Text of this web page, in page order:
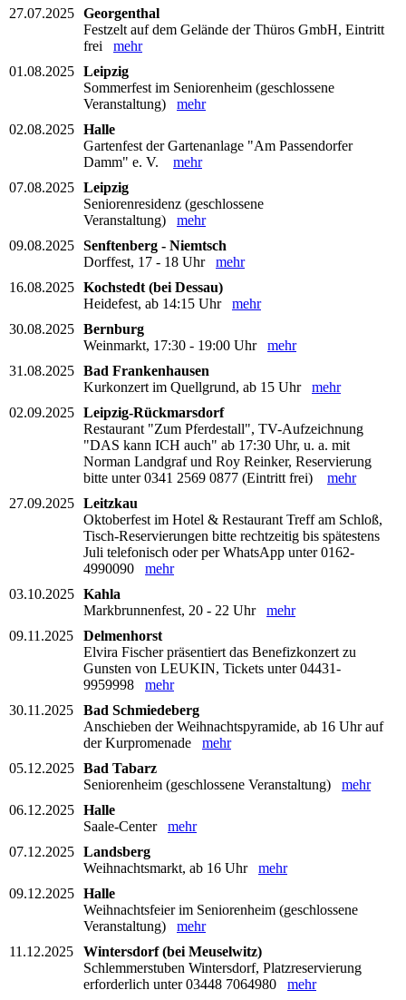
27.07.2025 Georgenthal
Festzelt auf dem Gelände der Thüros GmbH, Eintritt
frei mehr
01.08.2025 Leipzig
Sommerfest im Seniorenheim (geschlossene
Veranstaltung) mehr
02.08.2025 Halle
Gartenfest der Gartenanlage "Am Passendorfer
Damm" e. V. mehr
07.08.2025 Leipzig
Seniorenresidenz (geschlossene
Veranstaltung) mehr
09.08.2025 Senftenberg - Niemtsch
Dorffest, 17 - 18 Uhr mehr
16.08.2025 Kochstedt (bei Dessau)
Heidefest, ab 14:15 Uhr mehr
30.08.2025 Bernburg
Weinmarkt, 17:30 - 19:00 Uhr mehr
31.08.2025 Bad Frankenhausen
Kurkonzert im Quellgrund, ab 15 Uhr mehr
02.09.2025 Leipzig-Rückmarsdorf
Restaurant "Zum Pferdestall", TV-Aufzeichnung
"DAS kann ICH auch" ab 17:30 Uhr, u. a. mit
Norman Landgraf und Roy Reinker, Reservierung
bitte unter 0341 2569 0877 (Eintritt frei) mehr
27.09.2025 Leitzkau
Oktoberfest im Hotel & Restaurant Treff am Schloß,
Tisch-Reservierungen bitte rechtzeitig bis spätestens
Juli telefonisch oder per WhatsApp unter 0162-
4990090 mehr
03.10.2025 Kahla
Markbrunnenfest, 20 - 22 Uhr mehr
09.11.2025
Delmenhorst
Elvira Fischer präsentiert das Benefizkonzert zu
Gunsten von LEUKIN, Tickets unter 04431-
9959998 mehr
30.11.2025
Bad Schmiedeberg
Anschieben der Weihnachtspyramide, ab 16 Uhr auf
der Kurpromenade mehr
05.12.2025 Bad Tabarz
Seniorenheim (geschlossene Veranstaltung) mehr
06.12.2025 Halle
Saale-Center mehr
07.12.2025 Landsberg
Weihnachtsmarkt, ab 16 Uhr mehr
09.12.2025 Halle
Weihnachtsfeier im Seniorenheim (geschlossene
Veranstaltung) mehr
11.12.2025
Wintersdorf (bei Meuselwitz)
Schlemmerstuben Wintersdorf, Platzreservierung
erforderlich unter 03448 7064980 mehr